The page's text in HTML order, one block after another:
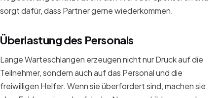
sorgt dafür, dass Partner gerne wiederkommen.
Überlastung des Personals
Lange Warteschlangen erzeugen nicht nur Druck auf die
Teilnehmer, sondern auch auf das Personal und die
freiwilligen Helfer. Wenn sie überfordert sind, machen sie